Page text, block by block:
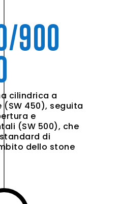
900
cilindrica a
450), seguita
e
(SW 500), che
di
dello stone